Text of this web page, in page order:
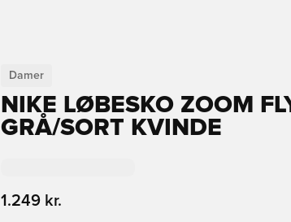
Damer
NIKE LØBESKO ZOOM
GRÅ/SORT KVINDE
1.249 kr.